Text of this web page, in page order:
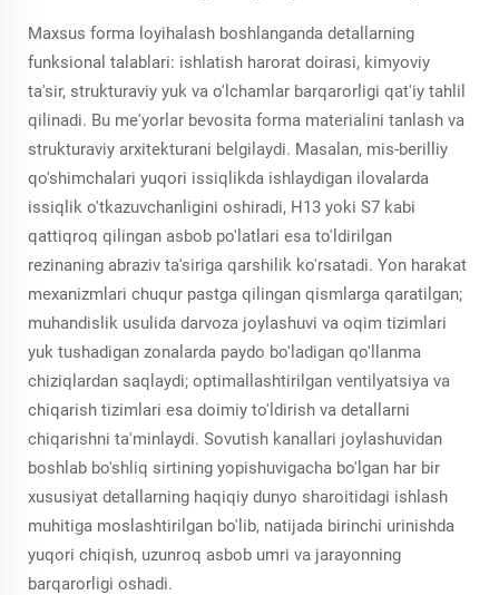
Maxsus forma loyihalash boshlanganda detallarning
funksional talablari: ishlatish harorat doirasi, kimyoviy
ta'sir, strukturaviy yuk va o'lchamlar barqarorligi qat'iy tahlil
qilinadi. Bu me'yorlar bevosita forma materialini tanlash va
strukturaviy arxitekturani belgilaydi. Masalan, mis-berilliy
qo'shimchalari yuqori issiqlikda ishlaydigan ilovalarda
issiqlik o'tkazuvchanligini oshiradi, H13 yoki S7 kabi
qattiqroq qilingan asbob po'latlari esa to'ldirilgan
rezinaning abraziv ta'siriga qarshilik ko'rsatadi. Yon harakat
mexanizmlari chuqur pastga qilingan qismlarga qaratilgan;
muhandislik usulida darvoza joylashuvi va oqim tizimlari
yuk tushadigan zonalarda paydo bo'ladigan qo'llanma
chiziqlardan saqlaydi; optimallashtirilgan ventilyatsiya va
chiqarish tizimlari esa doimiy to'ldirish va detallarni
chiqarishni ta'minlaydi. Sovutish kanallari joylashuvidan
boshlab bo'shliq sirtining yopishuvigacha bo'lgan har bir
xususiyat detallarning haqiqiy dunyo sharoitidagi ishlash
muhitiga moslashtirilgan bo'lib, natijada birinchi urinishda
yuqori chiqish, uzunroq asbob umri va jarayonning
barqarorligi oshadi.